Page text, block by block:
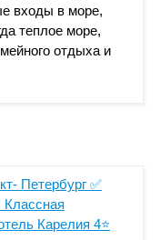
входы в море,
теплое море,
отдыха и
на сайте:
Петербург ✅
Классная
Карелия 4⭐